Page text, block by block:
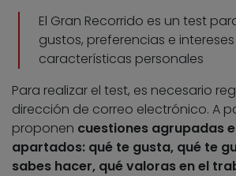
El Gran Recorrido es un test
gustos, preferencias e
características personales
Para realizar el test, es necesario
dirección de correo electrónico. A
proponen cuestiones agrupadas
apartados: qué te gusta, qué te
sabes hacer, qué valoras en el